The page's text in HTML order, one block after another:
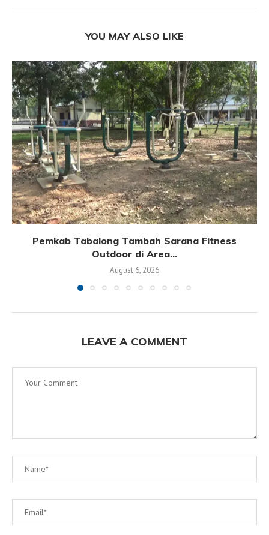
YOU MAY ALSO LIKE
Pemkab Tabalong Tambah Sarana Fitness
Outdoor di Area...
August 6, 2026
LEAVE A COMMENT